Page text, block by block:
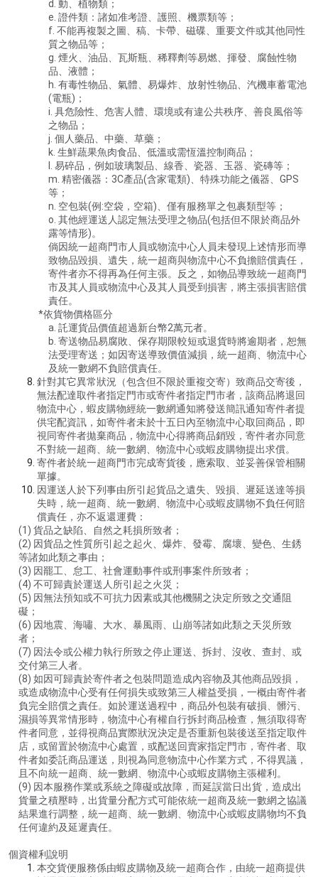
d. 動、植物類；
e. 證件類：諸如准考證、護照、機票類等；
f. 不能再複製之圖、稿、卡帶、磁碟、重要文件或其他同性
質之物品等；
g. 煙火、油品、瓦斯瓶、稀釋劑等易燃、揮發、腐蝕性物
品、液體；
h. 有毒性物品、氣體、易爆炸、放射性物品、汽機車蓄電池
(電瓶)；
i. 具危險性、危害人體、環境或有違公共秩序、善良風俗等
之物品；
j. 個人藥品、中藥、草藥；
k. 生鮮蔬果魚肉食品、低溫或需恆溫控制商品；
l. 易碎品，例如玻璃製品、線香、瓷器、玉器、瓷磚等；
m. 精密儀器：3C產品(含家電類)、特殊功能之儀器、GPS
等；
n. 空包裝(例:空袋，空箱)、僅有服務單之包裹類型等；
o. 其他經運送人認定無法受理之物品(包括但不限於商品外
露等情形)。
倘因統一超商門市人員或物流中心人員未發現上述情形而導
致物品毀損、遺失，統一超商與物流中心不負擔賠償責任，
寄件者亦不得再為任何主張。反之，如物品導致統一超商門
市及其人員或物流中心及其人員受到損害，將主張損害賠償
責任。
*依貨物價格區分
a. 託運貨品價值超過新台幣2萬元者。
b. 寄送物品易腐敗、保存期限較短或退貨時將逾期者，恕無
法受理寄送；如因寄送導致價值減損，統一超商、物流中心
及統一數網不負賠償責任。
針對其它異常狀況（包含但不限於重複交寄）致商品交寄後，
無法配達取件者指定門市或寄件者指定門市者，該商品將退回
物流中心，蝦皮購物經統一數網通知將發送簡訊通知寄件者提
供宅配資訊，如寄件者未於十五日內至物流中心取回商品，即
視同寄件者拋棄商品，物流中心得將商品銷毀，寄件者亦同意
不對統一超商、統一數網、物流中心或蝦皮購物提出求償。
寄件者於統一超商門市完成寄貨後，應索取、並妥善保管相關
單據。
因運送人於下列事由所引起貨品之遺失、毀損、遲延送達等損
失時，統一超商、統一數網、物流中心或蝦皮購物不負任何賠
償責任，亦不返還運費：
(1) 貨品之缺陷、自然之耗損所致者；
(2) 因貨品之性質所引起之起火、爆炸、發霉、腐壞、變色、生銹
等諸如此類之事由；
(3) 因罷工、怠工、社會運動事件或刑事案件所致者；
(4) 不可歸責於運送人所引起之火災；
(5) 因無法預知或不可抗力因素或其他機關之決定所致之交通阻
礙；
(6) 因地震、海嘯、大水、暴風雨、山崩等諸如此類之天災所致
者；
(7) 因法令或公權力執行所致之停止運送、拆封、沒收、查封、或
交付第三人者。
(8) 如因可歸責於寄件者之包裝問題造成內容物及其他商品毀損，
或造成物流中心受有任何損失或致第三人權益受損，一概由寄件者
負完全賠償之責任。如於運送過程中，商品外包裝有破損、髒污、
濕損等異常情形時，物流中心有權自行拆封商品檢查，無須取得寄
件者同意，並得視商品實際狀況決定是否重新包裝後送至指定取件
店，或留置於物流中心處置，或配送回賣家指定門市，寄件者、取
件者如委託商品運送，則視為同意物流中心作業方式，不得異議，
且不向統一超商、統一數網、物流中心或蝦皮購物主張權利。
(9) 因本服務作業或系統之障礙或故障，而延誤當日出貨，造成出
貨量之積壓時，出貨量分配方式可能依統一超商及統一數網之協議
結果進行調整，統一超商、統一數網、物流中心或蝦皮購物均不負
任何違約及延遲責任。
個資權利說明
本交貨便服務係由蝦皮購物及統一超商合作，由統一超商提供